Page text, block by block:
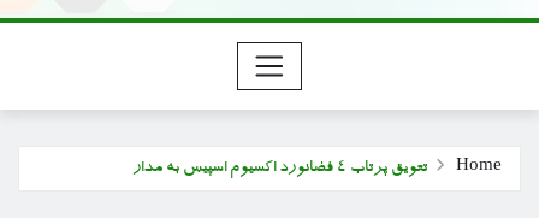
Home تعویق پرتاب ۴ فضانورد اکسیوم اسپیس به مدار